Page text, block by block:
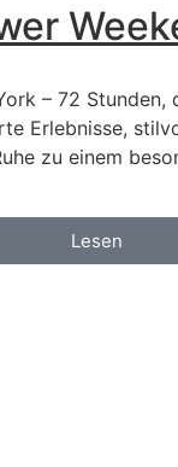
– 72 Stunden,
Erlebnisse,
zu einem
Lesen